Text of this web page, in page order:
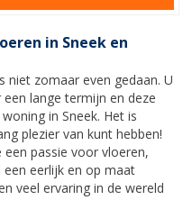
in Sneek en
niet zomaar even gedaan. U
lange termijn en deze
in Sneek. Het is
plezier van kunt hebben!
passie voor vloeren,
eerlijk en op maat
veel ervaring in de wereld